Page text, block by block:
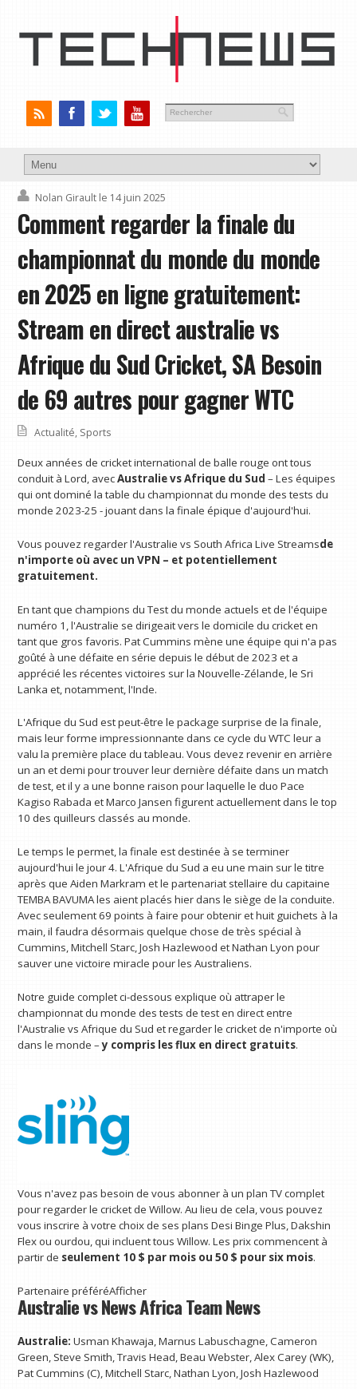
Nolan Girault le 14 juin 2025
Comment regarder la finale du
championnat du monde du monde
en 2025 en ligne gratuitement:
Stream en direct australie vs
Afrique du Sud Cricket, SA Besoin
de 69 autres pour gagner WTC
Actualité, Sports
Deux années de cricket international de balle rouge ont tous
conduit à Lord, avecAustralie vs Afrique du Sud – Les équipes
qui ont dominé la table du championnat du monde des tests du
monde 2023-25 ​​- jouant dans la finale épique d'aujourd'hui.
Vous pouvez regarder l'Australie vs South Africa Live Streamsde
n'importe où avec un VPN – et potentiellement
gratuitement.
En tant que champions du Test du monde actuels et de l'équipe
numéro 1, l'Australie se dirigeait vers le domicile du cricket en
tant que gros favoris. Pat Cummins mène une équipe qui n'a pas
goûté à une défaite en série depuis le début de 2023 et a
apprécié les récentes victoires sur la Nouvelle-Zélande, le Sri
Lanka et, notamment, l'Inde.
L'Afrique du Sud est peut-être le package surprise de la finale,
mais leur forme impressionnante dans ce cycle du WTC leur a
valu la première place du tableau. Vous devez revenir en arrière
un an et demi pour trouver leur dernière défaite dans un match
de test, et il y a une bonne raison pour laquelle le duo Pace
Kagiso Rabada et Marco Jansen figurent actuellement dans le top
10 des quilleurs classés au monde.
Le temps le permet, la finale est destinée à se terminer
aujourd'hui le jour 4. L'Afrique du Sud a eu une main sur le titre
après que Aiden Markram et le partenariat stellaire du capitaine
TEMBA BAVUMA les aient placés hier dans le siège de la conduite.
Avec seulement 69 points à faire pour obtenir et huit guichets à la
main, il faudra désormais quelque chose de très spécial à
Cummins, Mitchell Starc, Josh Hazlewood et Nathan Lyon pour
sauver une victoire miracle pour les Australiens.
Notre guide complet ci-dessous explique où attraper le
championnat du monde des tests de test en direct entre
l'Australie vs Afrique du Sud et regarder le cricket de n'importe où
dans le monde –y compris les flux en direct gratuits.
Vous n'avez pas besoin de vous abonner à un plan TV complet
pour regarder le cricket de Willow. Au lieu de cela, vous pouvez
vous inscrire à votre choix de ses plans Desi Binge Plus, Dakshin
Flex ou ourdou, qui incluent tous Willow. Les prix commencent à
partir de seulement 10 $ par mois ou 50 $ pour six mois.
Partenaire préféréAfficher
Australie vs News Africa Team News
Australie: Usman Khawaja, Marnus Labuschagne, Cameron
Green, Steve Smith, Travis Head, Beau Webster, Alex Carey (WK),
Pat Cummins (C), Mitchell Starc, Nathan Lyon, Josh Hazlewood